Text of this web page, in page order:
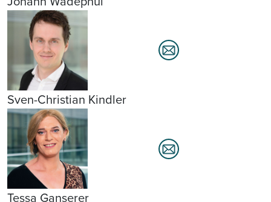
Sven-Christian Kindler
Tessa Ganserer